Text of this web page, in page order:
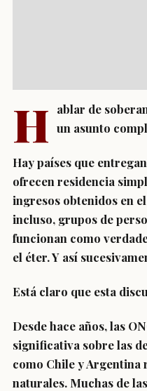
H ablar de
un asunto
Hay países que
ofrecen residencia
ingresos obtenidos en
incluso, grupos de
funcionan como
el éter. Y así
Está claro que esta
Desde hace años, las
significativa sobre las
como Chile y Argentina
naturales. Muchas de